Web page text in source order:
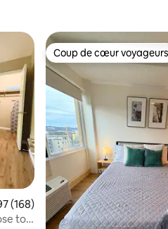
moyenne sur la base de 168
(168)
to
Coup de cœur voyageurs
Coup de cœur voyageurs